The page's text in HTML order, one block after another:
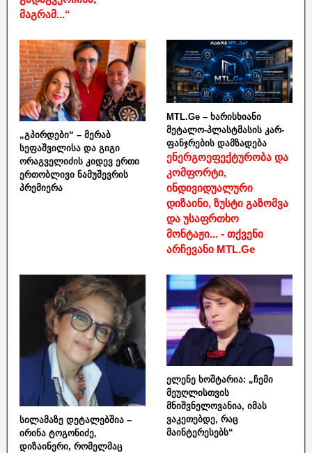
მაგრამ...“
„გპირდები“ – მერაბ
სეფაშვილისა და გიგი
ორაგველიძის კიდევ ერთი
ერთობლივი ნამუშევრის
პრემიერა
MTL.Ge – ხარისხიანი
მეტალო-პლასტმასის კარ-
ფანჯრების დამზადება
ენერგოეფექტურობა და
კომფორტი,
ინდივიდუალური
დიზაინი, ზუსტი გაზომვა
და უსაფრთხო
მონტაჟი... - თქვენი
არჩევანი MTL.Ge
სილამაზე დეტალებშია –
ირინა ტოგონიძე,
დიზაინერი, რომელმაც
ელენე ხოშტარია: „ჩემი
მეუღლისთვის
მნიშვნელოვანია, იმას
ვაკეთებდე, რაც
მაინტერესებს“